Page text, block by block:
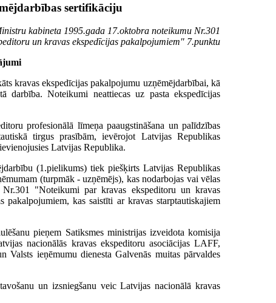
sertifikāciju
kabineta 1995.gada 17.oktobra noteikumu Nr.301
un kravas ekspedīcijas pakalpojumiem" 7.punktu
kravas ekspedīcijas pakalpojumu uzņēmējdarbībai, kā
Noteikumi neattiecas uz pasta ekspedīcijas
profesionālā līmeņa paaugstināšana un palīdzības
tirgus prasībām, ievērojot Latvijas Republikas
Latvijas Republika.
(1.pielikums) tiek piešķirts Latvijas Republikas
(turpmāk - uzņēmējs), kas nodarbojas vai vēlas
"Noteikumi par kravas ekspeditoru un kravas
pakalpojumiem, kas saistīti ar kravas starptautiskajiem
pieņem Satiksmes ministrijas izveidota komisija
nacionālās kravas ekspeditoru asociācijas LAFF,
Valsts ieņēmumu dienesta Galvenās muitas pārvaldes
un izsniegšanu veic Latvijas nacionālā kravas